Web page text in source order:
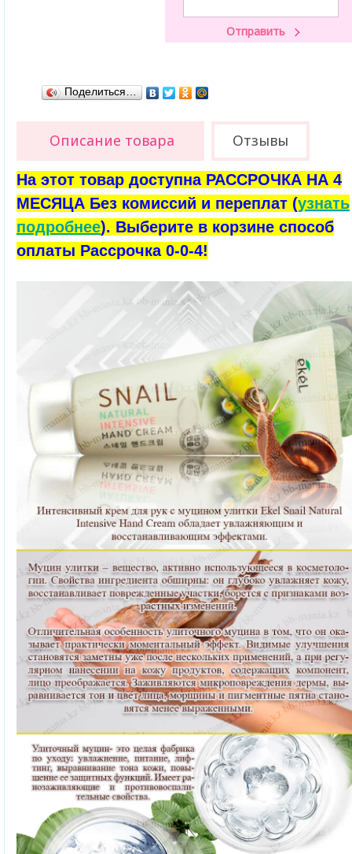
Поделиться…
Описание товара Отзывы
На этот товар доступна РАССРОЧКА НА 4
МЕСЯЦА Без комиссий и переплат (узнать
подробнее). Выберите в корзине способ
оплаты Рассрочка 0-0-4!